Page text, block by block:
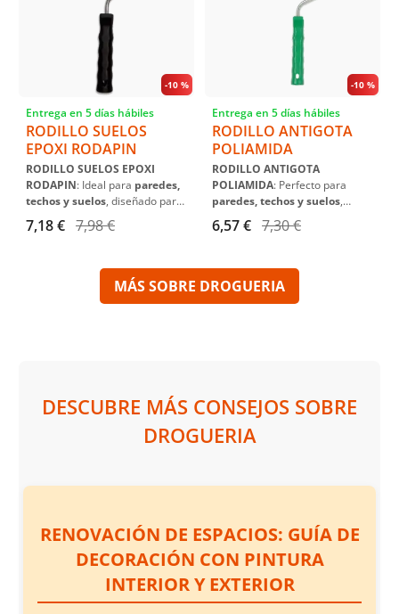
-10 %
Entrega en 5 días hábiles
RODILLO SUELOS
EPOXI RODAPIN
RODILLO SUELOS EPOXI
RODAPIN: Ideal para paredes,
techos y suelos, diseñado para
aplicaciones de epoxi
Disponible en varios tamaños.
7,18 € 7,98 €
-10 %
Entrega en 5 días hábiles
RODILLO ANTIGOTA
POLIAMIDA
RODILLO ANTIGOTA
POLIAMIDA: Perfecto para
paredes, techos y suelos,
ofrece una aplicación
eficiente
. Disponible en varios
6,57 € 7,30 €
MÁS SOBRE DROGUERIA
DESCUBRE MÁS CONSEJOS SOBRE
DROGUERIA
RENOVACIÓN DE ESPACIOS: GUÍA DE
DECORACIÓN CON PINTURA
INTERIOR Y EXTERIOR